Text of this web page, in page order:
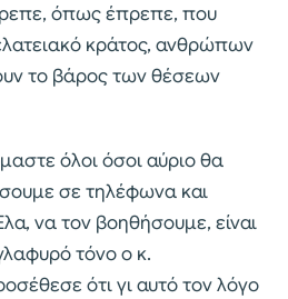
όπως έπρεπε, που
κράτος, ανθρώπων
το βάρος των θέσεων
όλοι όσοι αύριο θα
σε τηλέφωνα και
να τον βοηθήσουμε, είναι
τόνο ο κ.
ότι γι αυτό τον λόγο